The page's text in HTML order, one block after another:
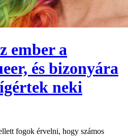
ember a
és bizonyára
neki
fogok érvelni, hogy számos